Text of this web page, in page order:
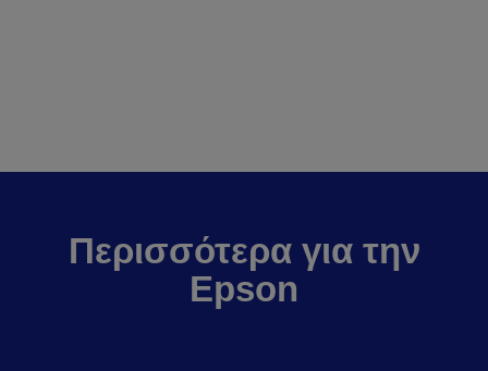
Περισσότερα για την
Epson